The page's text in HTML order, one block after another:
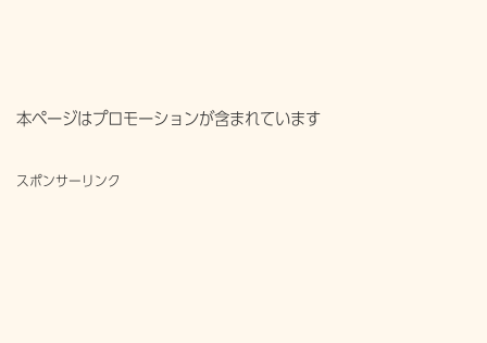
本ページはプロモーションが含まれています
スポンサーリンク